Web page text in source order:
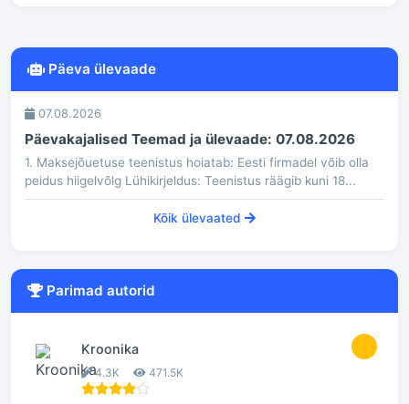
Päeva ülevaade
07.08.2026
Päevakajalised Teemad ja ülevaade: 07.08.2026
1. Maksejõuetuse teenistus hoiatab: Eesti firmadel võib olla
peidus hiigelvõlg Lühikirjeldus: Teenistus räägib kuni 18...
Kõik ülevaated
Parimad autorid
Kroonika
4.3K 471.5K